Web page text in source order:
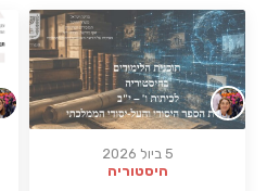
5 ביול 2026
היסטוריה